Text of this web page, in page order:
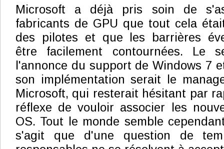
Microsoft a déjà pris soin de
fabricants de GPU que tout cela
des pilotes et que les barrières
être facilement contournées. Le
l'annonce du support de Windows 7
son implémentation serait le
Microsoft, qui resterait hésitant par
réflexe de vouloir associer les
OS. Tout le monde semble
s'agit que d'une question de